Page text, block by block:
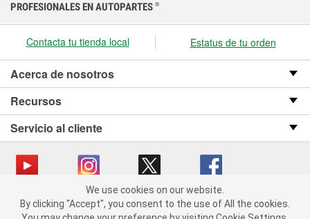
We use cookies on our website. By clicking "Accept", you consent
to the use of All the cookies.
PROFESIONALES EN AUTOPARTES ®
Contacta tu tienda local Estatus de tu orden
Acerca de nosotros
Recursos
Servicio al cliente
Copyright © 2008-2026 O’Reilly Auto Parts v OST_3.2.0.0.729 (3) cv1361
catalog_main
We use cookies on our website.
By clicking "Accept", you consent to the use of All the cookies.